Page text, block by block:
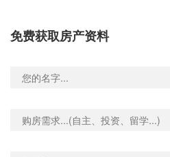
免费获取房产资料